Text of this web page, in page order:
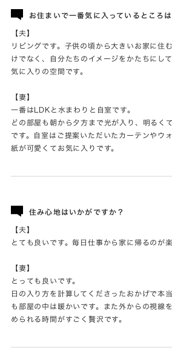
お住まいで一番気に入っているところ
【夫】
リビングです。子供の頃から大きいお家に住
けでなく、自分たちのイメージをかたちにし
気に入りの空間です。
【妻】
一番はLDKと水まわりと自室です。
どの部屋も朝から夕方まで光が入り、明るく
です。自室はご提案いただいたカーテンやウ
紙が可愛くてお気に入りです。
住み心地はいかがですか？
【夫】
とても良いです。毎日仕事から家に帰るのが
【妻】
とっても良いです。
日の入り方を計算してくださったおかげで本
も部屋の中は暖かいです。また外からの視線
められる時間がすごく贅沢です。